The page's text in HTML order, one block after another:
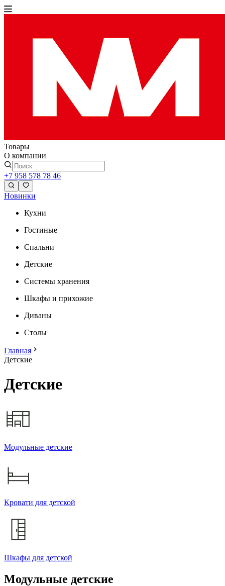
Товары
О компании
+7 958 578 78 46
Новинки
Кухни
Гостиные
Спальни
Детские
Системы хранения
Шкафы и прихожие
Диваны
Столы
Главная
Детские
Детские
Модульные детские
Кровати для детской
Шкафы для детской
Модульные детские